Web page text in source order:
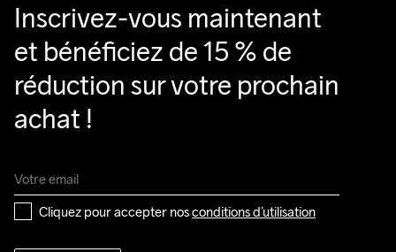
Inscrivez-vous maintenant
et bénéficiez de 15 % de
réduction sur votre prochain
achat !
Cliquez pour accepter nos conditions d’utilisation